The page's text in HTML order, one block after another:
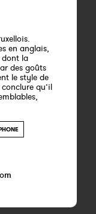
en anglais,
dont la
des goûts
le style de
qu’il